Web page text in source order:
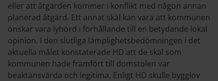
eller att åtgärden kommer i konflikt med någon annan
planerad åtgärd. Ett annat skäl kan vara att kommunen
önskar vara lyhörd i förhållande till en betydande lokal
opinion. I den slutliga lämplighetsbedömningen i det
aktuella målet konstaterade HD att de skäl som
kommunen hade framfört till domstolen var
beaktansvärda och legitima. Enligt HD skulle bygglov